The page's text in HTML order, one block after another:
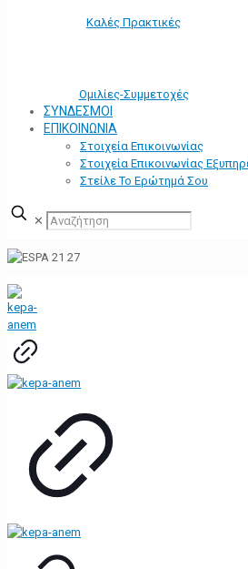
Καλές Πρακτικές
Ομιλίες-Συμμετοχές
ΣΥΝΔΕΣΜΟΙ
ΕΠΙΚΟΙΝΩΝΙΑ
Στοιχεία Επικοινωνίας
Στοιχεία Επικοινωνίας
Στείλε Το Ερώτημά Σου
✕